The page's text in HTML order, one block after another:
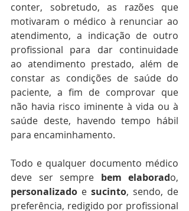
conter, sobretudo, as razões que
motivaram o médico à renunciar ao
atendimento, a indicação de outro
profissional para dar continuidade
ao atendimento prestado, além de
constar as condições de saúde do
paciente, a fim de comprovar que
não havia risco iminente à vida ou à
saúde deste, havendo tempo hábil
para encaminhamento.
Todo e qualquer documento médico
deve ser sempre bem elaborad
personalizado e sucinto, sendo, de
preferência, redigido por profissional